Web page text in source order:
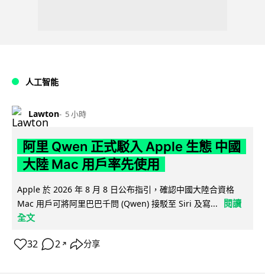
人工智能
Lawton 5 小時
阿里 Qwen 正式駁入 Apple 生態 中國
大陸 Mac 用戶率先使用
Apple 於 2026 年 8 月 8 日公布指引，確認中國大陸合資格
Mac 用戶可將阿里巴巴千問 (Qwen) 接駁至 Siri 及寫...
閱讀
全文
32 2 ↗ 分享